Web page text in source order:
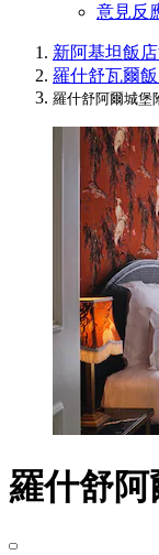
意見反
新阿基坦飯店
羅什舒瓦爾
羅什舒阿爾城堡
羅什舒